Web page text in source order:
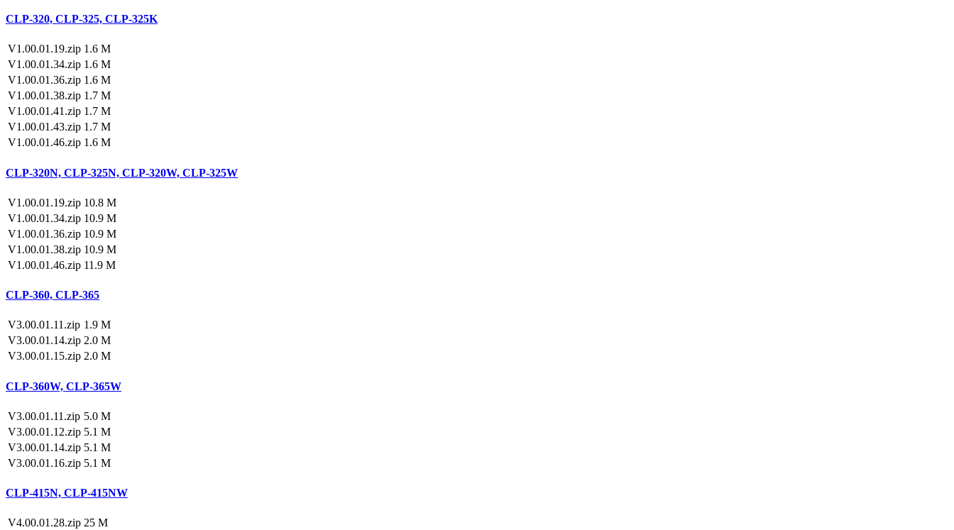
CLP-320, CLP-325, CLP-325K
V1.00.01.19.zip 1.6 M
V1.00.01.34.zip 1.6 M
V1.00.01.36.zip 1.6 M
V1.00.01.38.zip 1.7 M
V1.00.01.41.zip 1.7 M
V1.00.01.43.zip 1.7 M
V1.00.01.46.zip 1.6 M
CLP-320N, CLP-325N, CLP-320W, CLP-325W
V1.00.01.19.zip 10.8 M
V1.00.01.34.zip 10.9 M
V1.00.01.36.zip 10.9 M
V1.00.01.38.zip 10.9 M
V1.00.01.46.zip 11.9 M
CLP-360, CLP-365
V3.00.01.11.zip 1.9 M
V3.00.01.14.zip 2.0 M
V3.00.01.15.zip 2.0 M
CLP-360W, CLP-365W
V3.00.01.11.zip 5.0 M
V3.00.01.12.zip 5.1 M
V3.00.01.14.zip 5.1 M
V3.00.01.16.zip 5.1 M
CLP-415N, CLP-415NW
V4.00.01.28.zip 25 M